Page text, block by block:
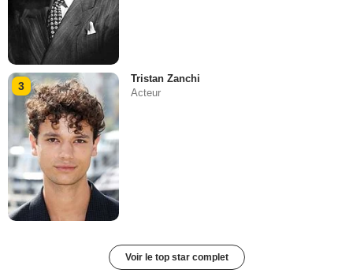
3
Tristan Zanchi
Acteur
Voir le top star complet